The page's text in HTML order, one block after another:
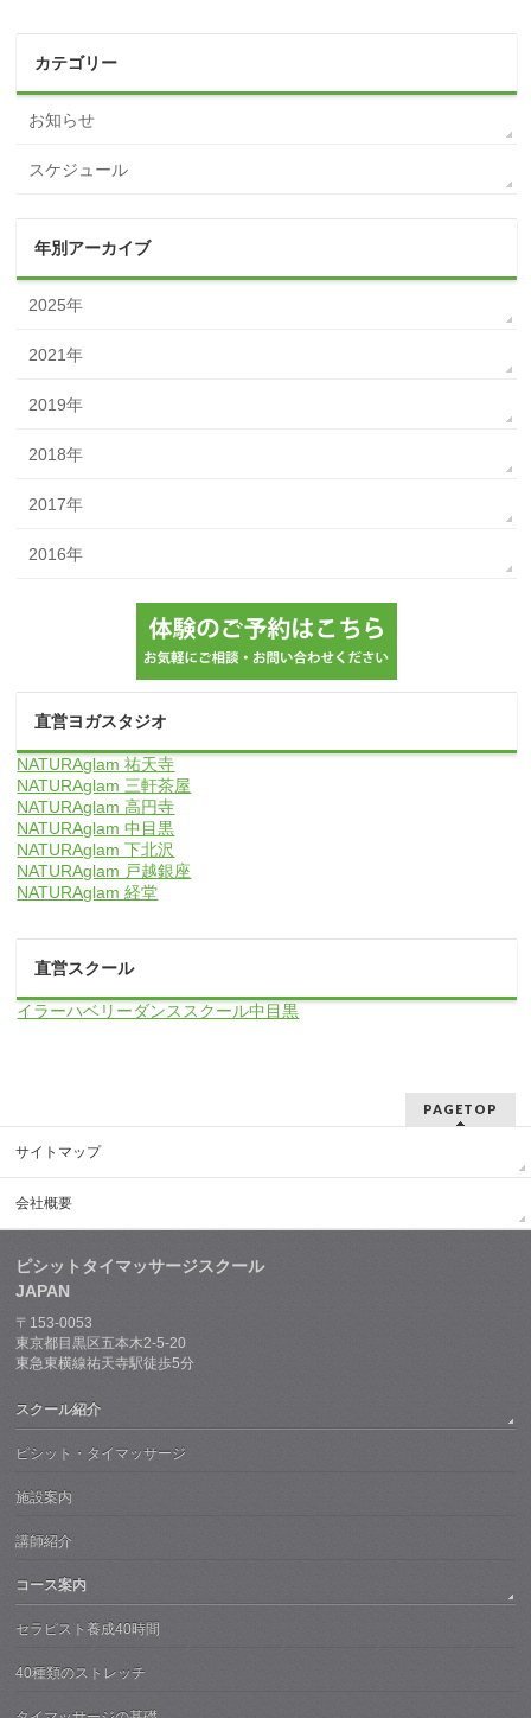
カテゴリー
お知らせ
スケジュール
年別アーカイブ
2025年
2021年
2019年
2018年
2017年
2016年
直営ヨガスタジオ
NATURAglam 祐天寺
NATURAglam 三軒茶屋
NATURAglam 高円寺
NATURAglam 中目黒
NATURAglam 下北沢
NATURAglam 戸越銀座
NATURAglam 経堂
直営スクール
イラーハベリーダンススクール中目黒
PAGETOP
サイトマップ
会社概要
ピシットタイマッサージスクール
JAPAN
〒153-0053
東京都目黒区五本木2-5-20
東急東横線祐天寺駅徒歩5分
スクール紹介
ピシット・タイマッサージ
施設案内
講師紹介
コース案内
セラピスト養成40時間
40種類のストレッチ